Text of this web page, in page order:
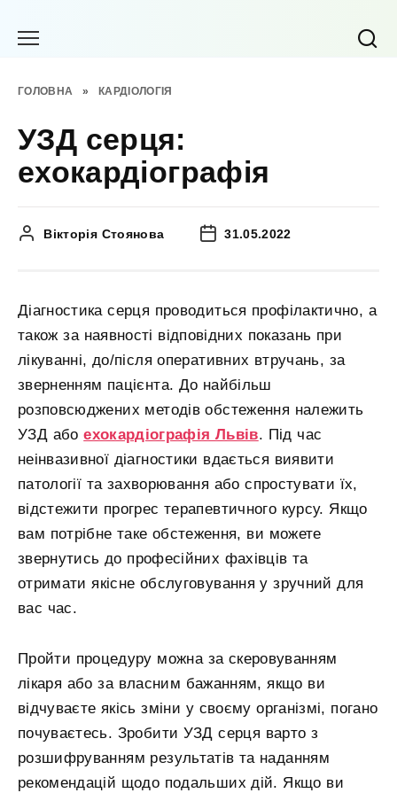
ГОЛОВНА » КАРДІОЛОГІЯ
УЗД серця:
ехокардіографія
Вікторія Стоянова 31.05.2022
Діагностика серця проводиться профілактично, а
також за наявності відповідних показань при
лікуванні, до/після оперативних втручань, за
зверненням пацієнта. До найбільш
розповсюджених методів обстеження належить
УЗД абоехокардіографія Львів. Під час
неінвазивної діагностики вдається виявити
патології та захворювання або спростувати їх,
відстежити прогрес терапевтичного курсу. Якщо
вам потрібне таке обстеження, ви можете
звернутись до професійних фахівців та
отримати якісне обслуговування у зручний для
вас час.
Пройти процедуру можна за скеровуванням
лікаря або за власним бажанням, якщо ви
відчуваєте якісь зміни у своєму організмі, погано
почуваєтесь. Зробити УЗД серця варто з
розшифруванням результатів та наданням
рекомендацій щодо подальших дій. Якщо ви